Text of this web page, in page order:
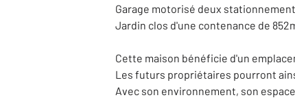
Garage motorisé deux
Jardin clos d'une contenance de
Cette maison bénéficie d'un
Les futurs propriétaires pourront
Avec son environnement, son